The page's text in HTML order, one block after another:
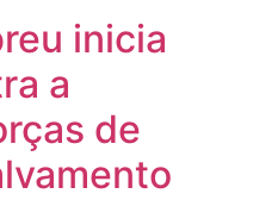
inicia
a
de